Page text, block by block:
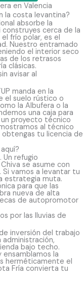
en Valencia
la costa levantina?
absorbe la
cerca de la
frío polar, es el
Nuestro entramado
el interior seco
de los retrasos
clásicas.
avisar al
manda en la
el suelo rústico o
la Albufera o la
una caja para
un proyecto técnico
al técnico
obtengas tu licencia de
Un refugio
se asume con
vamos a levantar tu
estrategia muta.
para que las
nueva de alta
de autopromotor
por las lluvias de
inversión del trabajo
administración,
bajo techo.
la
herméticamente el
Fría convierta tu